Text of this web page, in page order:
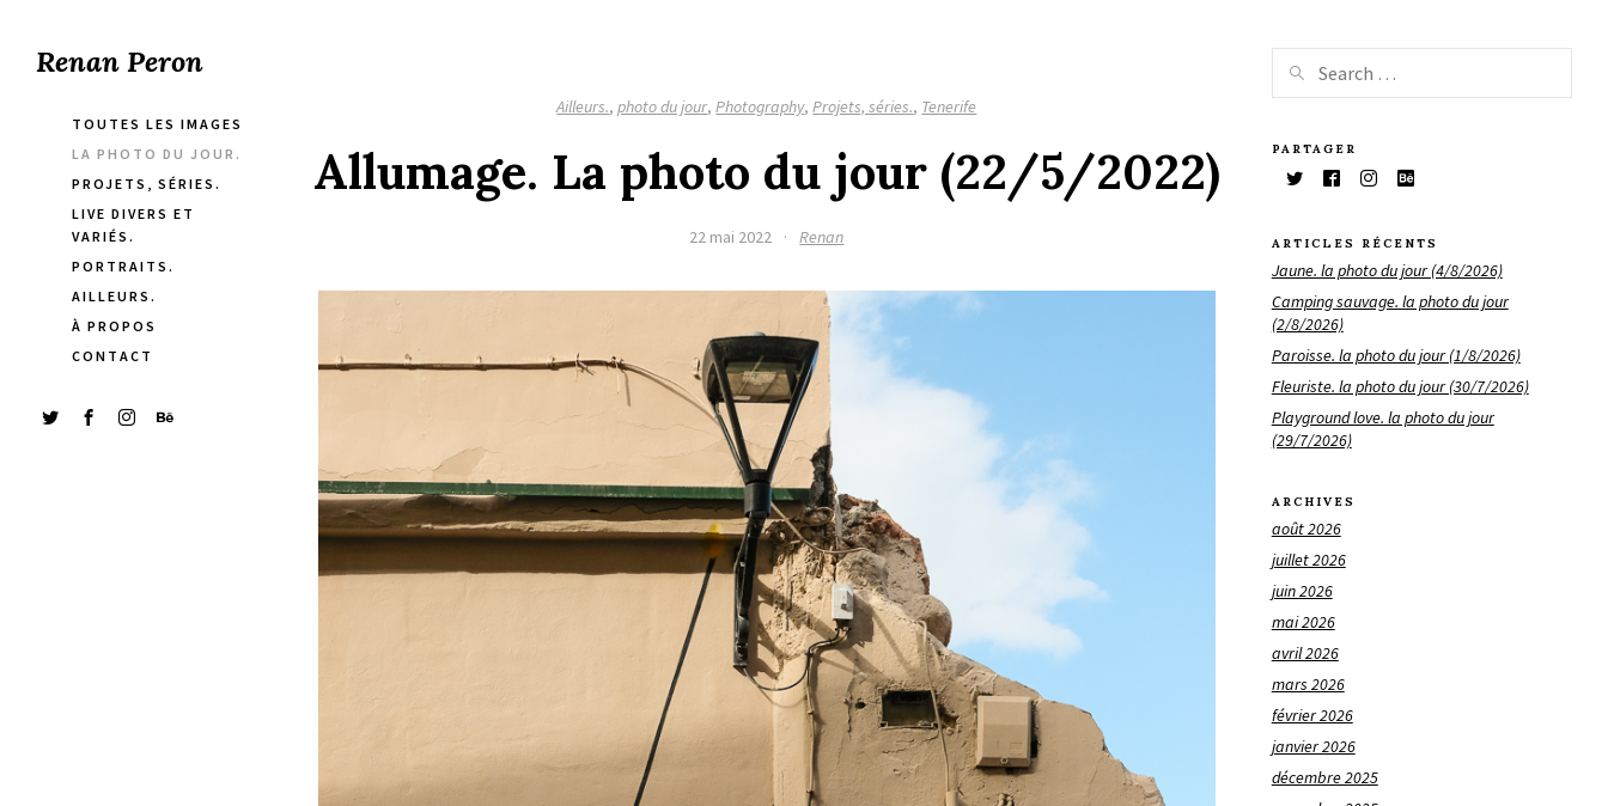
Renan Peron
TOUTES LES IMAGES
LA PHOTO DU JOUR.
PROJETS, SÉRIES.
LIVE DIVERS ET
VARIÉS.
PORTRAITS.
AILLEURS.
À PROPOS
CONTACT
Ailleurs.,photo du jour,Photography,Projets, séries., Tenerife
Allumage. La photo du jour (22/5/2022)
22 mai 2022 · Renan
PARTAGER
ARTICLES RÉCENTS
Jaune. la photo du jour (4/8/2026)
Camping sauvage. la photo du jour
(2/8/2026)
Paroisse. la photo du jour (1/8/2026)
Fleuriste. la photo du jour (30/7/2026)
Playground love. la photo du jour
(29/7/2026)
ARCHIVES
août 2026
juillet 2026
juin 2026
mai 2026
avril 2026
mars 2026
février 2026
janvier 2026
décembre 2025